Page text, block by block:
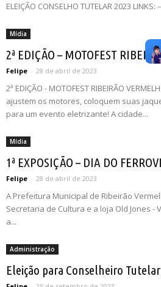
ELEIÇÃO CONSELHO TUTELAR 2023 LINKS:
Mídia
2ª EDIÇÃO – MOTOFEST
Felipe - 28 de abril de 2023
2ª EDIÇÃO - MOTOFEST RIBEIRÃO
ajustem os motores, coloquem suas
para um evento eletrizante! A cidade...
Mídia
1ª EXPOSIÇÃO – DIA DO
Felipe - 28 de abril de 2023
A Prefeitura Municipal de Ribeirão
Secretaria de Cultura e a loja Old Jones -
a...
Administração
Eleição para Conselheiro Tutelar